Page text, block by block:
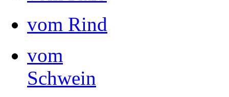
vom Rind
vom
Schwein